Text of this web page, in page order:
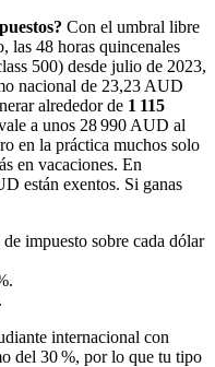
Con el umbral libre
las 48 horas quincenales
500) desde julio de 2023,
nacional de 23,23 AUD
alrededor de 1 115
a unos 28 990 AUD al
en la práctica muchos solo
en vacaciones. En
están exentos. Si ganas
impuesto sobre cada dólar
internacional con
del 30 %, por lo que tu tipo